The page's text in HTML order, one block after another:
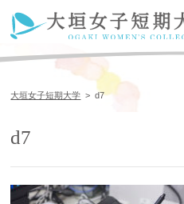
大垣女子短期大学 >d7
d7